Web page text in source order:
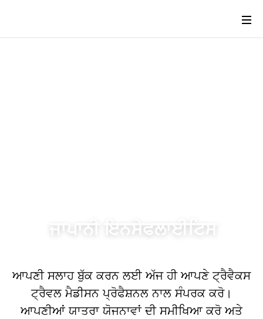
ਜਾਪਾਨੀ ਇਨਸੇਫਲਾਈਟਿਸ
ਆਪਣੀ ਸਲਾਹ ਬੁੱਕ ਕਰਨ ਲਈ ਅੱਜ ਹੀ ਆਪਣੇ ਟ੍ਰੈਵੈਕਸ
ਟ੍ਰੈਵਲ ਮੈਡੀਸਨ ਪ੍ਰੋਫੈਸ਼ਨਲ ਨਾਲ ਸੰਪਰਕ ਕਰੋ।
ਆਪਣੀਆਂ ਯਾਤਰਾ ਯੋਜਨਾਵਾਂ ਦੀ ਸਮੀਖਿਆ ਕਰੋ ਅਤੇ